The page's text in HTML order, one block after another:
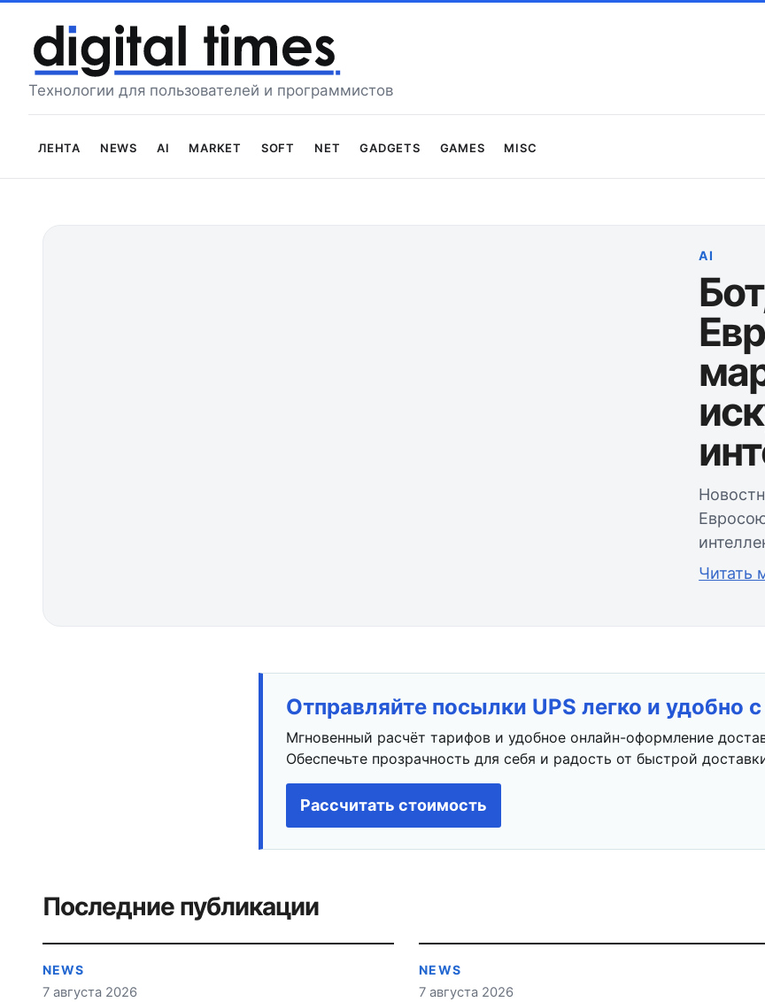
содержимому
Технологии для пользователей и программистов
Лента News AI Market Soft Net Gadgets Games Misc
AI
Читать
Отправляйте посылки UPS легко и удобно
Мгновенный расчёт тарифов и удобное онлайн-оформление
Обеспечьте прозрачность для себя и радость от быстрой
Рассчитать стоимость
Последние публикации
NEWS
7 августа 2026
NEWS
7 августа 2026